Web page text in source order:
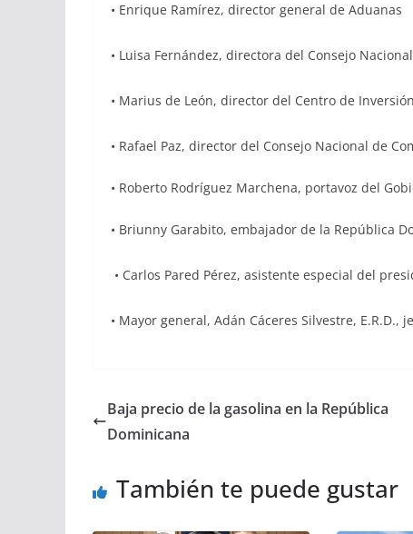
• Enrique Ramírez, director general de Aduanas
• Luisa Fernández, directora del Consejo
• Marius de León, director del Centro de
• Rafael Paz, director del Consejo Nacional de
• Roberto Rodríguez Marchena, portavoz del
• Briunny Garabito, embajador de la República
• Carlos Pared Pérez, asistente especial del
• Mayor general, Adán Cáceres Silvestre,
Baja precio de la gasolina en la República
Dominicana
También te puede gustar